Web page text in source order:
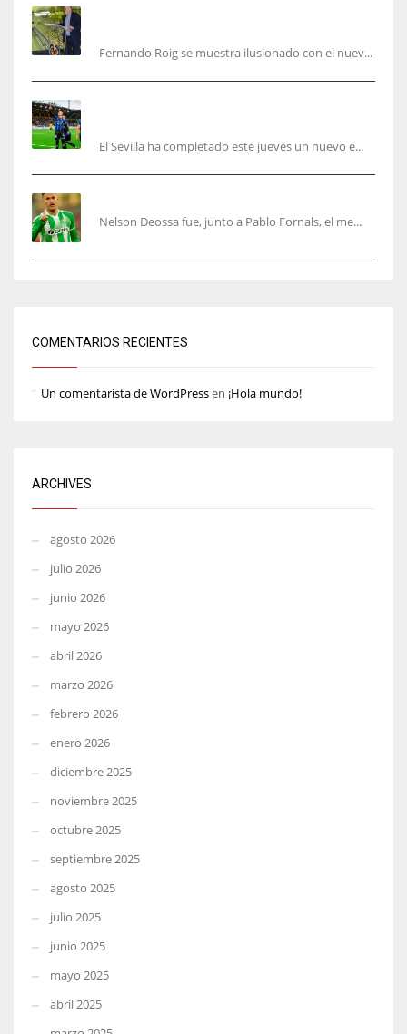
Fernando Roig se muestra ilusionado con el nuev...
El Sevilla ha completado este jueves un nuevo e...
Nelson Deossa fue, junto a Pablo Fornals, el me...
COMENTARIOS RECIENTES
Un comentarista de WordPressen ¡Hola mundo!
ARCHIVES
agosto 2026
julio 2026
junio 2026
mayo 2026
abril 2026
marzo 2026
febrero 2026
enero 2026
diciembre 2025
noviembre 2025
octubre 2025
septiembre 2025
agosto 2025
julio 2025
junio 2025
mayo 2025
abril 2025